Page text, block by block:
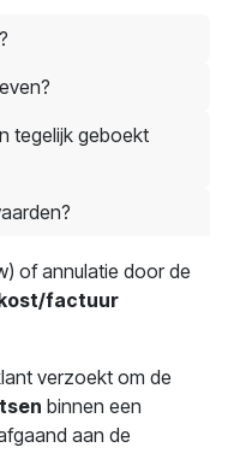
tegelijk geboekt
of annulatie door de
factuur
verzoekt om de
binnen een
aan de